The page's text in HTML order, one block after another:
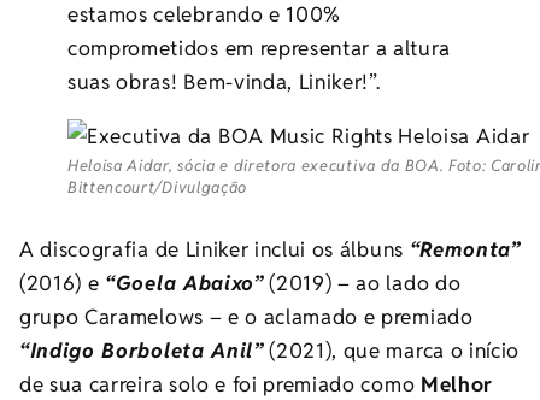
estamos celebrando e 100%
comprometidos em representar a altura
suas obras! Bem-vinda, Liniker!”.
Heloisa Aidar, sócia e diretora executiva da BOA. Foto:
Bittencourt/Divulgação
A discografia de Liniker inclui os álbuns “Remonta”
(2016) e “Goela Abaixo”(2019) – ao lado do
grupo Caramelows – e o aclamado e premiado
“Indigo Borboleta Anil”(2021), que marca o início
de sua carreira solo e foi premiado como Melhor